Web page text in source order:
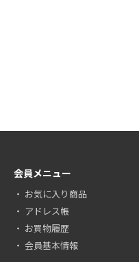
会員メニュー
お気に入り商品
アドレス帳
お買物履歴
会員基本情報